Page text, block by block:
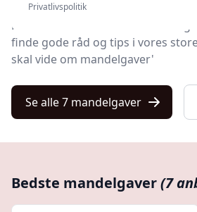
Hvis du vil vide mere om
finde gode råd og tips i vores
skal vide om mandelgaver'
Se alle 7 mandelgaver
Bedste mandelgaver(7
Privatlivspolitik